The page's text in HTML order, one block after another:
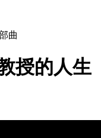
曲
授的人生